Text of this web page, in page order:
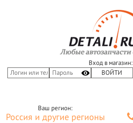
Вход в магазин:
Ваш регион:
Россия и другие регионы